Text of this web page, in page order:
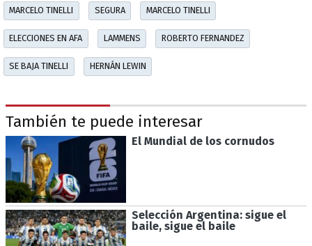
MARCELO TINELLI SEGURA MARCELO TINELLI
ELECCIONES EN AFA LAMMENS ROBERTO FERNANDEZ
SE BAJA TINELLI HERNÁN LEWIN
También te puede interesar
El Mundial de los cornudos
Selección Argentina: sigue el
baile, sigue el baile